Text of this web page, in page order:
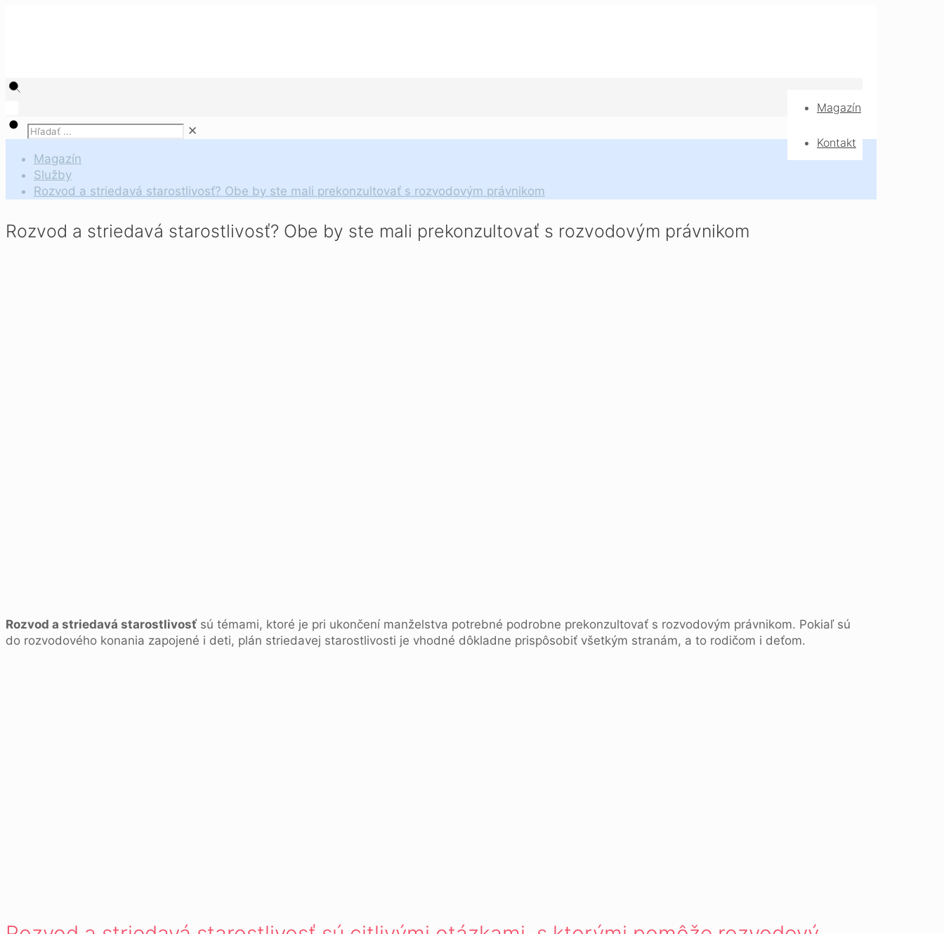
Magazín
Kontakt
✕
Magazín
Služby
Rozvod a striedavá starostlivosť? Obe by ste mali prekonzultovať s rozvodovým právnikom
Rozvod a striedavá starostlivosť? Obe by ste mali prekonzultovať s rozvodovým právnikom
Rozvod a striedavá starostlivosť sú témami, ktoré je pri ukončení manželstva potrebné podrobne prekonzultovať s rozvodovým právnikom. Pokiaľ sú
do rozvodového konania zapojené i deti, plán striedavej starostlivosti je vhodné dôkladne prispôsobiť všetkým stranám, a to rodičom i deťom.